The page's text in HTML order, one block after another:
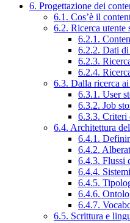
6. Progettazione dei
6.1. Cos’è il
6.2. Ricerca
6.2.1.
6.2.2. Dati
6.2.3.
6.2.4.
6.3. Dalla ricerca
6.3.1. User
6.3.2. Job
6.3.3. Criteri
6.4. Architettura
6.4.1.
6.4.2.
6.4.3. Flussi
6.4.4.
6.4.5.
6.4.6.
6.4.7.
6.5. Scrittura e